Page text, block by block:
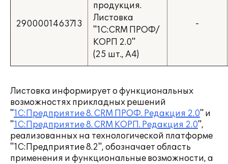
2900001463713
продукция.
Листовка
"1С:CRM ПРОФ/
КОРП 2.0"
(25 шт., А4)
-
Листовка информирует о функциональных
возможностях прикладных решений
"1С:Предприятие 8. CRM ПРОФ. Редакция 2.0" и
"1С:Предприятие 8. CRM КОРП. Редакция 2.0",
реализованных на технологической платформе
"1С:Предприятие 8.2", обозначает область
применения и функциональные возможности, а